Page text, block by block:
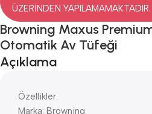
ÜZERİNDEN YAPILAMAMAKTADIR.
Browning Maxus
Otomatik Av Tüfeği
Açıklama
Özellikler
Marka: Browning